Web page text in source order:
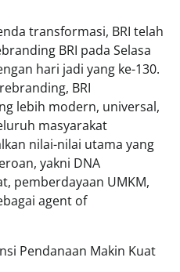
transformasi, BRI telah
BRI pada Selasa
hari jadi yang ke-130.
BRI
lebih modern, universal,
masyarakat
nilai-nilai utama yang
yakni DNA
pemberdayaan UMKM,
agent of
Pendanaan Makin Kuat